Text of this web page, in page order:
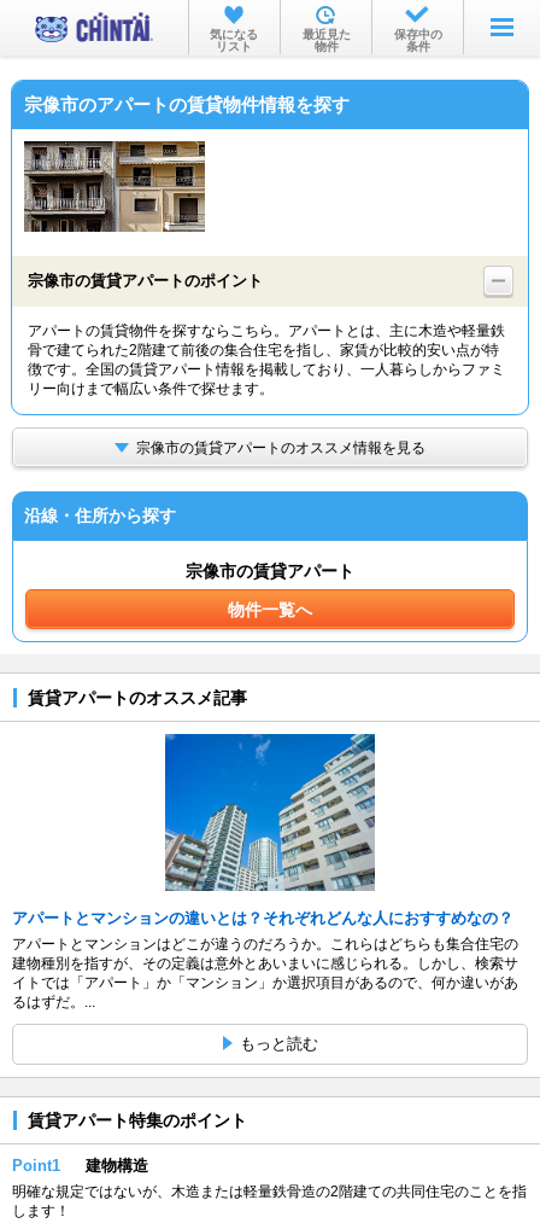
お部屋を探す
沿線・駅から
物件特集から
TOP
気になる
リスト
最近見た
物件
保存中の
条件
宗像市のアパートの賃貸物件情報を探す
宗像市の賃貸アパートのポイント
アパートの賃貸物件を探すならこちら。アパートとは、主に木造や軽量鉄
骨で建てられた2階建て前後の集合住宅を指し、家賃が比較的安い点が特
徴です。全国の賃貸アパート情報を掲載しており、一人暮らしからファミ
リー向けまで幅広い条件で探せます。
宗像市の賃貸アパートのオススメ情報を見る
沿線・住所から探す
宗像市の賃貸アパート
物件一覧へ
賃貸アパートのオススメ記事
アパートとマンションの違いとは？それぞれどんな人におすすめなの？
アパートとマンションはどこが違うのだろうか。これらはどちらも集合住宅の
建物種別を指すが、その定義は意外とあいまいに感じられる。しかし、検索サ
イトでは「アパート」か「マンション」か選択項目があるので、何か違いがあ
るはずだ。...
もっと読む
賃貸アパート特集のポイント
Point1 建物構造
明確な規定ではないが、木造または軽量鉄骨造の2階建ての共同住宅のことを指
します！